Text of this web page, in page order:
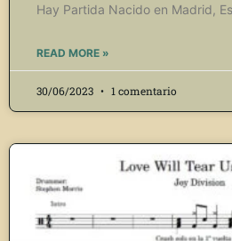
Hay Partida Nacido en Madrid,
READ MORE »
30/06/2023 1 comentario